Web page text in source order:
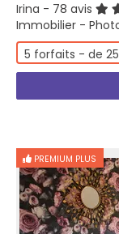
Irina - 78 avis
Immobilier -
5 forfaits - de
PREMIUM PLUS